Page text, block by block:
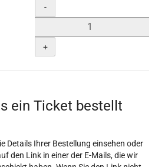
Menge
-
+
ein Ticket bestellt
Details Ihrer Bestellung einsehen oder
den Link in einer der E-Mails, die wir